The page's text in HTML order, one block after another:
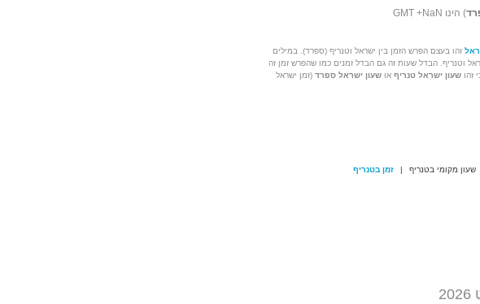
) הינו GMT +NaN
זהו בעצם הפרש הזמן בין ישראל וטנריף (ספרד). במילים
וטנריף. הבדל שעות זה גם הבדל זמנים כמו שהפרש זמן זה
זהו שעון ישראל טנריף או שעון ישראל ספרד (זמן ישראל
שעון מקומי בטנריף | זמן בטנריף